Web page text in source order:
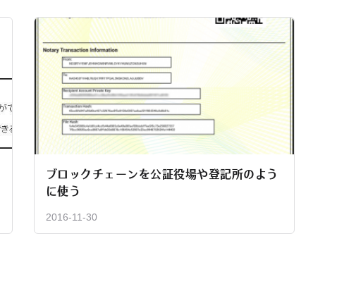
ブロックチェーンを公証役場や登記所のよう
に使う
2016-11-30